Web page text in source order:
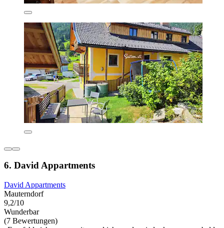
6. David Appartments
David Appartments
Mauterndorf
9,2/10
Wunderbar
(7 Bewertungen)